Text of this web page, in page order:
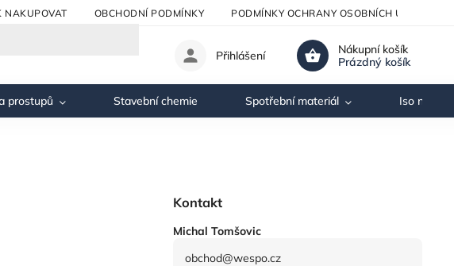
NAKUPOVAT OBCHODNÍ PODMÍNKY PODMÍNKY OCHRANY OSOBNÍCH ÚDAJŮ
Nákupní košík
Prázdný košík
Přihlášení
prostupů Stavební chemie Spotřební materiál Iso
Kontakt
Michal Tomšovic
obchod@wespo.cz